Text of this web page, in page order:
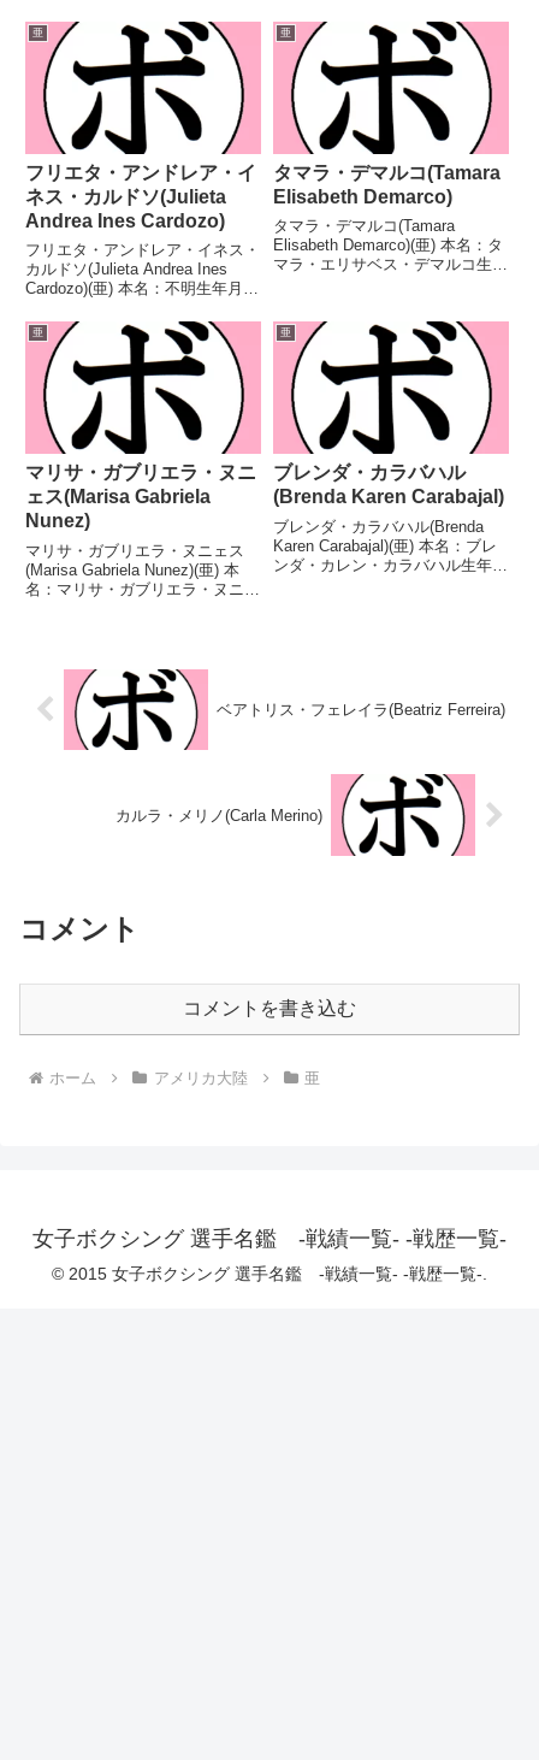
敗 【獲得タイトル】FABアルゼ
ンチン女子スーパーバンタム級王
座南米女子スーパーバ...
績：37戦26勝10敗1分 【獲得タ
イトル】アルゼンチン女子ライト
級王座IBFインターコン...
亜
フリエタ・アンドレア・イ
ネス・カルドソ(Julieta
Andrea Ines Cardozo)
フリエタ・アンドレア・イネス・
カルドソ(Julieta Andrea Ines
Cardozo)(亜) 本名：不明生年月
績：20戦12勝(1KO)8敗 【獲得タ
イトル】南米女子バンタム級王座
FABアルゼン...
亜
タマラ・デマルコ(Tamara
Elisabeth Demarco)
タマラ・デマルコ(Tamara
Elisabeth Demarco)(亜) 本名：タ
マラ・エリサベス・デマルコ生年
トル】WBFインターナショナル
女子フライ級王座第11代W...
亜
マリサ・ガブリエラ・ヌニ
ェス(Marisa Gabriela
Nunez)
マリサ・ガブリエラ・ヌニェス
(Marisa Gabriela Nunez)(亜) 本
名：マリサ・ガブリエラ・ヌニェ
ンチン女子ライト級王...
亜
ブレンダ・カラバハル
(Brenda Karen Carabajal)
ブレンダ・カラバハル(Brenda
Karen Carabajal)(亜) 本名：ブレ
ンダ・カレン・カラバハル生年月
ベアトリス・フェレイラ(Beatriz Ferreira)
カルラ・メリノ(Carla Merino)
コメント
コメントを書き込む
ホーム アメリカ大陸 亜
女子ボクシング 選手名鑑 -戦績一覧- -戦歴一覧-
© 2015 女子ボクシング 選手名鑑 -戦績一覧- -戦歴一覧-.